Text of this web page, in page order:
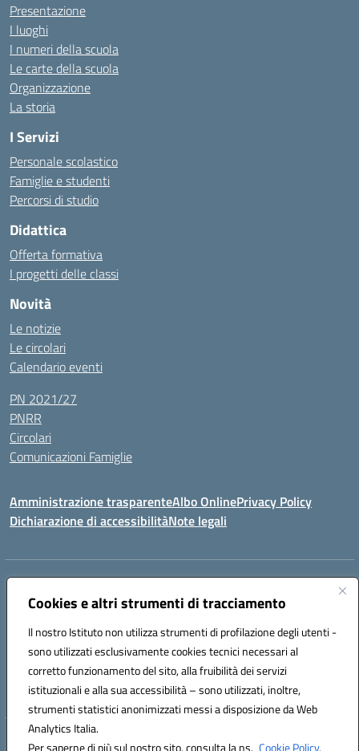
Cookies e altri strumenti di tracciamento
Il nostro Istituto non utilizza strumenti di profilazione degli utenti -
sono utilizzati esclusivamente cookies tecnici necessari al
corretto funzionamento del sito, alla fruibilità dei servizi
istituzionali e alla sua accessibilità – sono utilizzati, inoltre,
strumenti statistici anonimizzati messi a disposizione da Web
Analytics Italia.
Per saperne di più sul nostro sito, consulta la ns. Cookie Policy.
Presentazione
I luoghi
I numeri della scuola
Le carte della scuola
Organizzazione
La storia
I Servizi
Personale scolastico
Famiglie e studenti
Percorsi di studio
Didattica
Offerta formativa
I progetti delle classi
Novità
Le notizie
Le circolari
Calendario eventi
PN 2021/27
PNRR
Circolari
Comunicazioni Famiglie
Amministrazione trasparenteAlbo OnlinePrivacy Policy
Dichiarazione di accessibilitàNote legali
Indirizzo:
Centralino:(+39) 0737787634 Email:mcic80700n@istruzione.it
Codice fiscale: 92010940432
Codice meccanografico:
MCIC80700N
Codice unico di fatturazione (CUF): UF5MY2
Hosting & Powered by 3D Solution S.r.l.